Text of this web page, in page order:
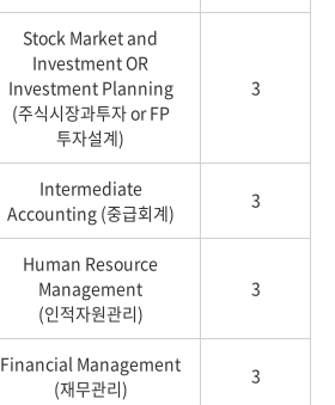
Stock Market and
Investment OR
Investment Planning
(주식시장과투자 or FP
투자설계)
3
Intermediate
Accounting (중급회계)
3
Human Resource
Management
(인적자원관리)
3
Financial Management
(재무관리)
3